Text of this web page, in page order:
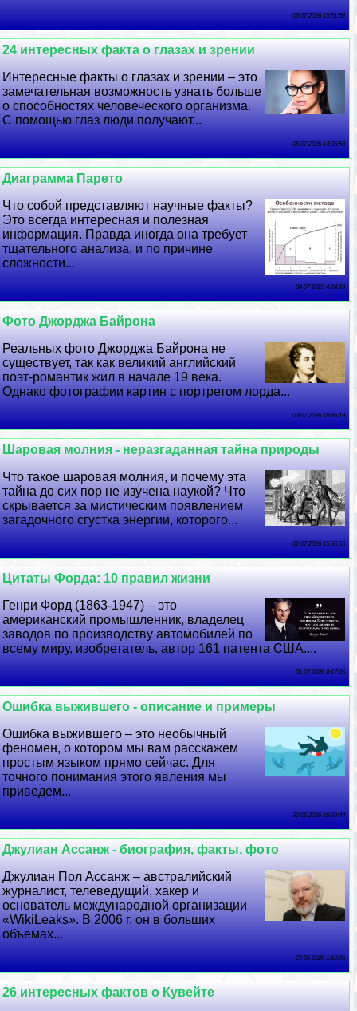
06 07 2026 15:51:52
24 интересных факта о глазах и зрении
Интересные факты о глазах и зрении – это
замечательная возможность узнать больше
о способностях человеческого организма.
С помощью глаз люди получают...
05 07 2026 14:35:50
Диаграмма Парето
Что собой представляют научные факты?
Это всегда интересная и полезная
информация. Правда иногда она требует
тщательного анализа, и по причине
сложности...
04 07 2026 4:24:16
Фото Джорджа Байрона
Реальных фото Джорджа Байрона не
существует, так как великий английский
поэт-романтик жил в начале 19 века.
Однако фотографии картин с портретом лорда...
03 07 2026 18:26:19
Шаровая молния - неразгаданная тайна природы
Что такое шаровая молния, и почему эта
тайна до сих пор не изучена наукой? Что
скрывается за мистическим появлением
загадочного сгустка энергии, которого...
02 07 2026 15:36:55
Цитаты Форда: 10 правил жизни
Генри Форд (1863-1947) – это
американский промышленник, владелец
заводов по производству автомобилей по
всему миру, изобретатель, автор 161 патента США....
01 07 2026 9:17:25
Ошибка выжившего - описание и примеры
Ошибка выжившего – это необычный
феномен, о котором мы вам расскажем
простым языком прямо сейчас. Для
точного понимания этого явления мы
приведем...
30 06 2026 16:29:44
Джулиан Ассанж - биография, факты, фото
Джулиан Пол Ассанж – австралийский
журналист, телеведущий, хакер и
основатель международной организации
«WikiLeaks». В 2006 г. он в больших
объемах...
29 06 2026 1:10:26
26 интересных фактов о Кувейте